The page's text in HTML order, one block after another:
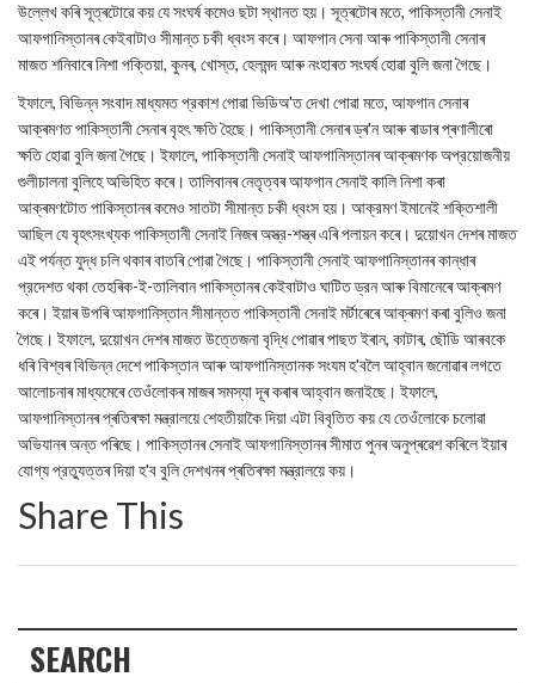
উল্লেখ কৰি সূত্ৰটোৱে কয় যে সংঘর্ষ কমেও ছটা স্থানত হয়। সূত্ৰটোৰ মতে, পাকিস্তানী সেনাই
আফগানিস্তানৰ কেইবাটাও সীমান্ত চকী ধ্বংস কৰে। আফগান সেনা আৰু পাকিস্তানী সেনাৰ
মাজত শনিবাৰে নিশা পক্তিয়া, কুনৰ, খোস্ত, হেলমন্দ আৰু নংহাৰত সংঘর্ষ হোৱা বুলি জনা গৈছে।
ইফালে, বিভিন্ন সংবাদ মাধ্যমত প্রকাশ পোৱা ভিডিঅ'ত দেখা পোৱা মতে, আফগান সেনাৰ
আক্ৰমণত পাকিস্তানী সেনাৰ বৃহৎ ক্ষতি হৈছে। পাকিস্তানী সেনাৰ ড্ৰ'ন আৰু ৰাডাৰ প্ৰণালীৰো
ক্ষতি হোৱা বুলি জনা গৈছে। ইফালে, পাকিস্তানী সেনাই আফগানিস্তানৰ আক্ৰমণক অপ্রয়োজনীয়
গুলীচালনা বুলিহে অভিহিত কৰে। তালিবানৰ নেতৃত্বৰ আফগান সেনাই কালি নিশা কৰা
আক্ৰমণটোত পাকিস্তানৰ কমেও সাতটা সীমান্ত চকী ধ্বংস হয়। আক্রমণ ইমানেই শক্তিশালী
আছিল যে বৃহৎসংখ্যক পাকিস্তানী সেনাই নিজৰ অস্ত্র-শস্ত্ৰ এৰি পলায়ন কৰে। দুয়োখন দেশৰ মাজত
এই পর্যন্ত যুদ্ধ চলি থকাৰ বাতৰি পোৱা গৈছে। পাকিস্তানী সেনাই আফগানিস্তানৰ কান্ধাৰ
প্রদেশত থকা তেহৰিক-ই-তালিবান পাকিস্তানৰ কেইবাটাও ঘাটিত ড্রন আৰু বিমানেৰে আক্ৰমণ
কৰে। ইয়াৰ উপৰি আফগানিস্তান সীমান্তত পাকিস্তানী সেনাই মর্টাৰেৰে আক্ৰমণ কৰা বুলিও জনা
গৈছে। ইফালে, দুয়োখন দেশৰ মাজত উত্তেজনা বৃদ্ধি পোৱাৰ পাছত ইৰান, কাটাৰ, ছৌডি আৰবকে
ধৰি বিশ্বৰ বিভিন্ন দেশে পাকিস্তান আৰু আফগানিস্তানক সংযম হ'বলৈ আহ্বান জনোৱাৰ লগতে
আলোচনাৰ মাধ্যমেৰে তেওঁলোকৰ মাজৰ সমস্যা দূৰ কৰাৰ আহ্বান জনাইছে। ইফালে,
আফগানিস্তানৰ প্ৰতিৰক্ষা মন্ত্রালয়ে শেহতীয়াকৈ দিয়া এটা বিবৃতিত কয় যে তেওঁলোকে চলোৱা
অভিযানৰ অন্ত পৰিছে। পাকিস্তানৰ সেনাই আফগানিস্তানৰ সীমাত পুনৰ অনুপ্ৰৱেশ কৰিলে ইয়াৰ
যোগ্য প্রত্যুত্তৰ দিয়া হ'ব বুলি দেশখনৰ প্ৰতিৰক্ষা মন্ত্রালয়ে কয়।
Share This
SEARCH